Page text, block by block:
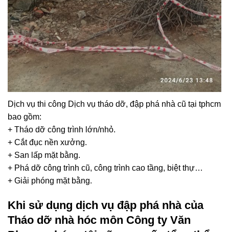
Dịch vụ thi công Dịch vụ tháo dỡ, đập phá nhà cũ tại tphcm
bao gồm:
+ Tháo dỡ công trình lớn/nhỏ.
+ Cắt đục nền xưởng.
+ San lấp mặt bằng.
+ Phá dỡ công trình cũ, công trình cao tầng, biệt thự…
+ Giải phóng mặt bằng.
Khi sử dụng dịch vụ đập phá nhà của
Tháo dỡ nhà hóc môn Công ty Văn